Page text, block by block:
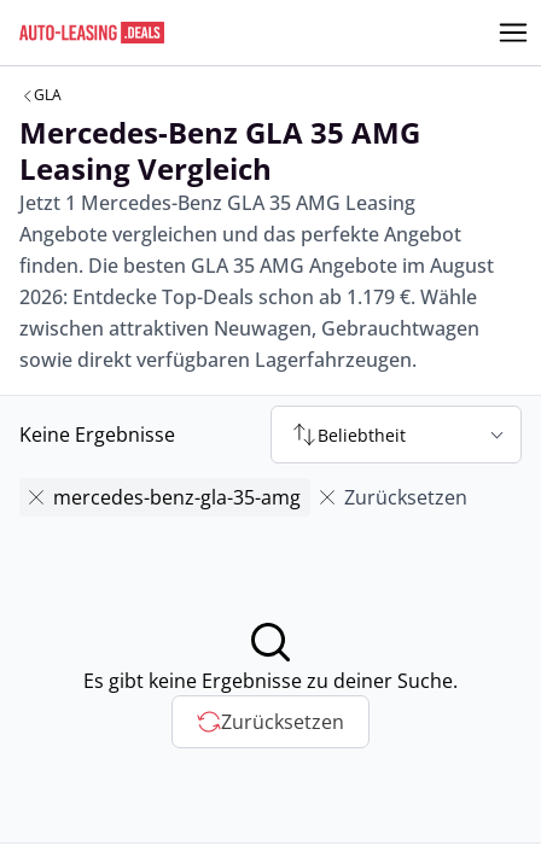
GLA
Mercedes-Benz GLA 35 AMG
Leasing Vergleich
Jetzt 1 Mercedes-Benz GLA 35 AMG Leasing
Angebote vergleichen und das perfekte Angebot
finden. Die besten GLA 35 AMG Angebote im August
2026: Entdecke Top-Deals schon ab 1.179 €. Wähle
zwischen attraktiven Neuwagen, Gebrauchtwagen
sowie direkt verfügbaren Lagerfahrzeugen.
Keine Ergebnisse Beliebtheit
mercedes-benz-gla-35-amg Zurücksetzen
Es gibt keine Ergebnisse zu deiner Suche.
Zurücksetzen